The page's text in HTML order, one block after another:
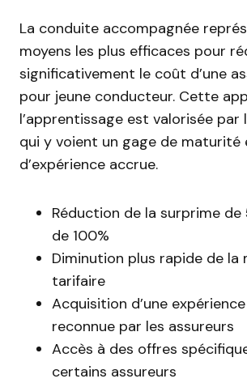
La conduite accompagnée
moyens les plus efficaces pour
significativement le coût d’une
pour jeune conducteur. Cette
l’apprentissage est valorisée par
qui y voient un gage de maturité
d’expérience accrue.
Réduction de la surprime de
de 100%
Diminution plus rapide de la
tarifaire
Acquisition d’une
reconnue par les assureurs
Accès à des offres
certains assureurs